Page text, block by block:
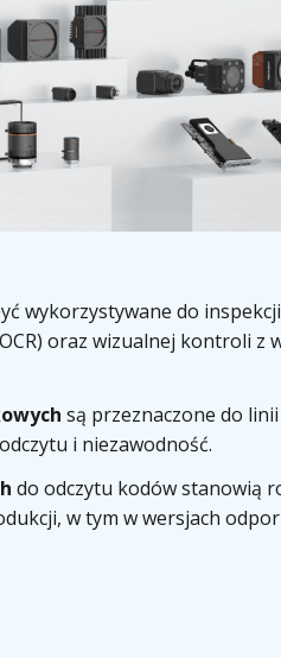
wykorzystywane do
oraz wizualnej kontroli z
są przeznaczone do
i niezawodność.
do odczytu kodów stanowią
w tym w wersjach